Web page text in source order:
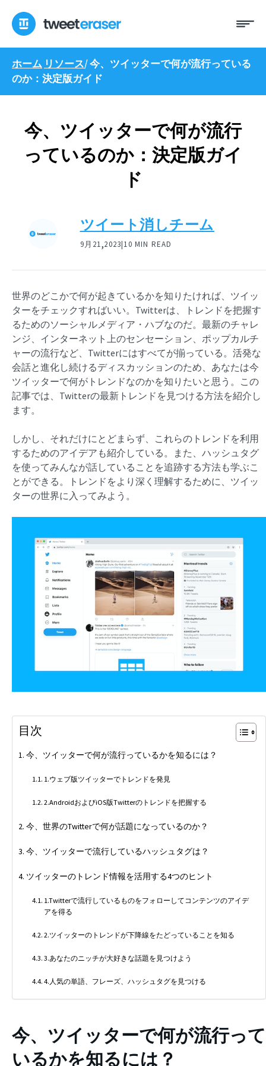
ン
ス
メ
ホーム リソース/今、ツイッターで何が流行っている
のか：決定版ガイド
今、ツイッターで何が流行
っているのか：決定版ガイ
ド
ツイート消しチーム
9月21,2023|10 MIN READ
世界のどこかで何が起きているかを知りたければ、ツイッ
ターをチェックすればいい。Twitterは、トレンドを把握す
るためのソーシャルメディア・ハブなのだ。最新のチャレ
ンジ、インターネット上のセンセーション、ポップカルチ
ャーの流行など、Twitterにはすべてが揃っている。活発な
会話と進化し続けるディスカッションのため、あなたは今
ツイッターで何がトレンドなのかを知りたいと思う。この
記事では、Twitterの最新トレンドを見つける方法を紹介し
ます。
しかし、それだけにとどまらず、これらのトレンドを利用
するためのアイデアも紹介している。また、ハッシュタグ
を使ってみんなが話していることを追跡する方法も学ぶこ
とができる。トレンドをより深く理解するために、ツイッ
ターの世界に入ってみよう。
目次
今、ツイッターで何が流行っているかを知るには？
1.ウェブ版ツイッターでトレンドを発見
2.AndroidおよびiOS版Twitterのトレンドを把握する
今、世界のTwitterで何が話題になっているのか？
今、ツイッターで流行しているハッシュタグは？
ツイッターのトレンド情報を活用する4つのヒント
1.Twitterで流行しているものをフォローしてコンテンツのアイデ
アを得る
2.ツイッターのトレンドが下降線をたどっていることを知る
3.あなたのニッチが大好きな話題を見つけよう
4.人気の単語、フレーズ、ハッシュタグを見つける
今、ツイッターで何が流行って
いるかを知るには？